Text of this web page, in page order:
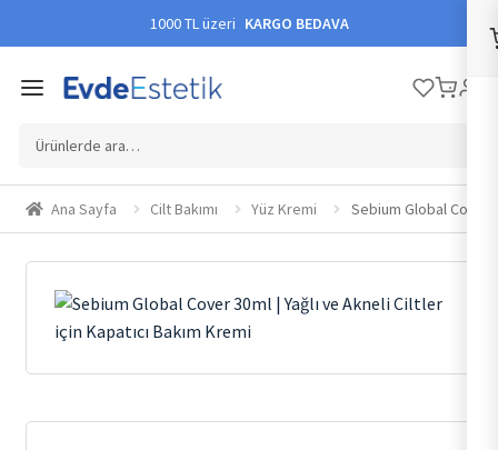
1000 TL üzeri KARGO BEDAVA
Ara:
Ana Sayfa Cilt Bakımı Yüz Kremi Sebium Global Cover